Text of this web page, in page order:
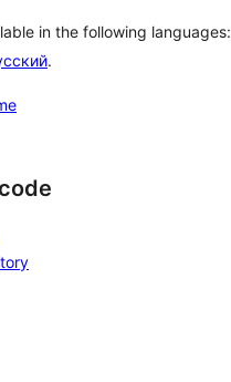
in the following languages:
.